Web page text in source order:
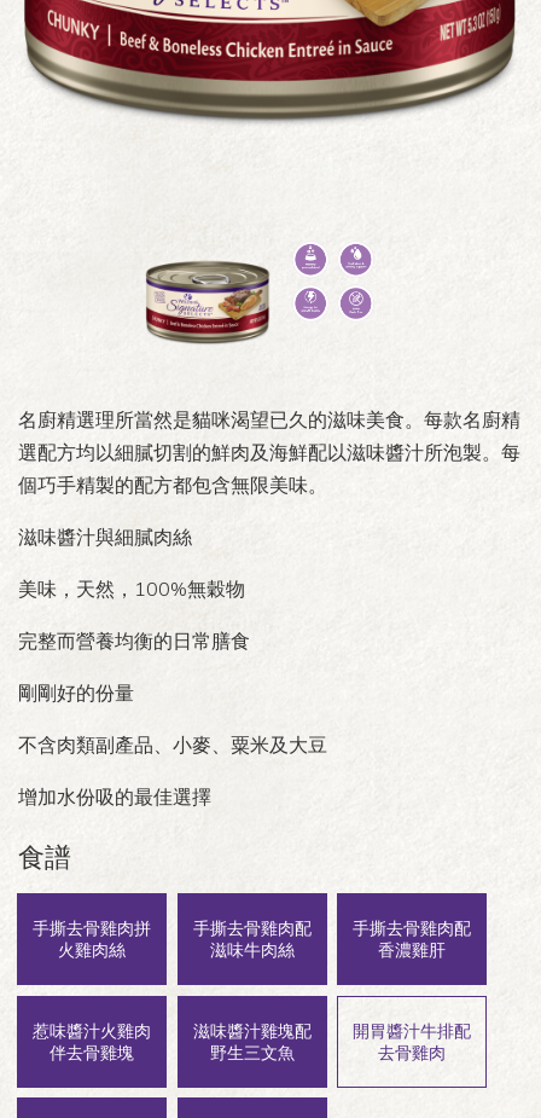
名廚精選理所當然是貓咪渴望已久的滋味美食。每款名廚精
選配方均以細膩切割的鮮肉及海鮮配以滋味醬汁所泡製。每
個巧手精製的配方都包含無限美味。
滋味醬汁與細膩肉絲
美味，天然，100%無穀物
完整而營養均衡的日常膳食
剛剛好的份量
不含肉類副產品、小麥、粟米及大豆
增加水份吸的最佳選擇
食譜
手撕去骨雞肉拼
火雞肉絲
手撕去骨雞肉配
滋味牛肉絲
手撕去骨雞肉配
香濃雞肝
惹味醬汁火雞肉
伴去骨雞塊
滋味醬汁雞塊配
野生三文魚
開胃醬汁牛排配
去骨雞肉